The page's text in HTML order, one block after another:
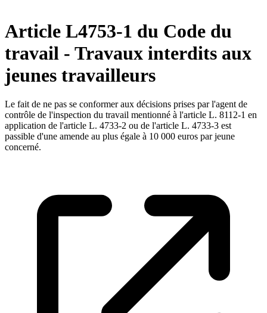
Article L4753-1 du Code du
travail - Travaux interdits aux
jeunes travailleurs
Le fait de ne pas se conformer aux décisions prises par l'agent de
contrôle de l'inspection du travail mentionné à l'article L. 8112-1 en
application de l'article L. 4733-2 ou de l'article L. 4733-3 est
passible d'une amende au plus égale à 10 000 euros par jeune
concerné.